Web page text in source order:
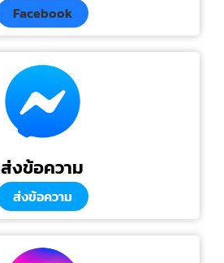
Facebook
ส่งข้อความ
ส่งข้อความ